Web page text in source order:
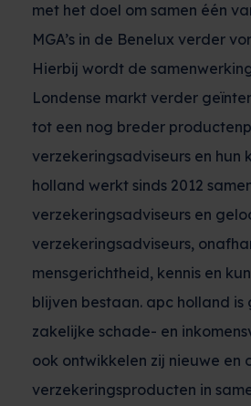
met het doel om samen één
MGA’s in de Benelux verder
Hierbij wordt de
Londense markt verder
tot een nog breder
verzekeringsadviseurs en hun
holland werkt sinds 2012
verzekeringsadviseurs en
verzekeringsadviseurs,
mensgerichtheid, kennis en
blijven bestaan. apc holland is
zakelijke schade- en
ook ontwikkelen zij nieuwe en
verzekeringsproducten in